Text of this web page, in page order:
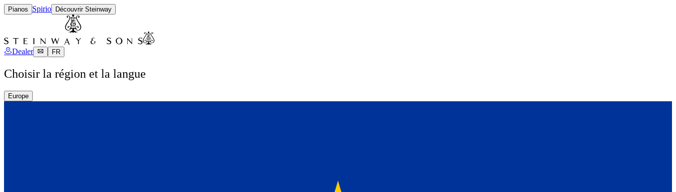
Pianos Spirio Découvrir Steinway
Dealer FR
Choisir la région et la langue
Europe